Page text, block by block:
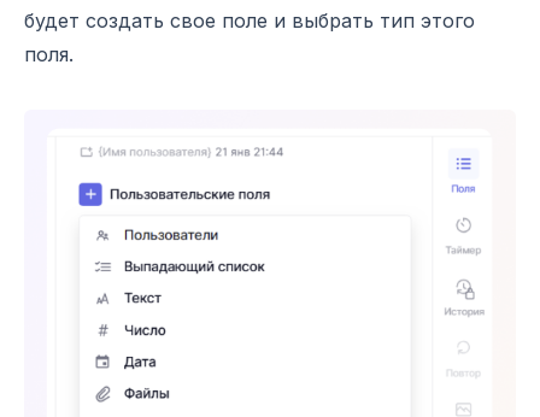
будет создать свое поле и выбрать тип этого
поля.